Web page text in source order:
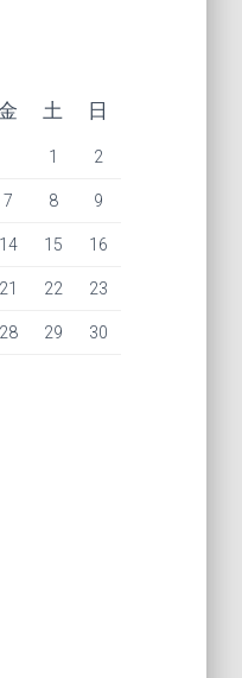
土 日
1 2
7 8 9
14 15 16
21 22 23
28 29 30